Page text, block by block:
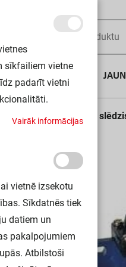
Gala slēdži Gala
sīkfailiem vietne
padarīt vietni
Vairāk informācijas
vietnē izsekotu
Sīkdatnēs tiek
datiem un
pakalpojumiem
Atbilstoši